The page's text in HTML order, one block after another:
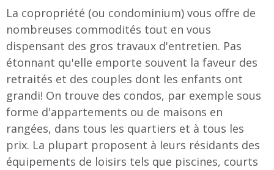
La copropriété (ou condominium) vous offre de
nombreuses commodités tout en vous
dispensant des gros travaux d'entretien. Pas
étonnant qu'elle emporte souvent la faveur des
retraités et des couples dont les enfants ont
grandi! On trouve des condos, par exemple sous
forme d'appartements ou de maisons en
rangées, dans tous les quartiers et à tous les
prix. La plupart proposent à leurs résidants des
équipements de loisirs tels que piscines, courts